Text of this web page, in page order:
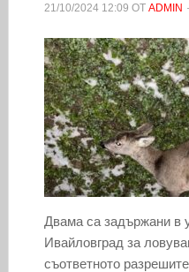
21/10/2024 12:09 ОТ ADMIN
Двама са задържани в
Ивайловград за
съответното